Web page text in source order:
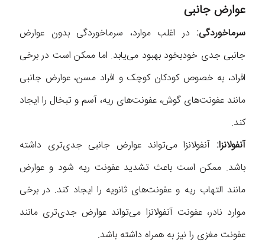
عوارض جانبی
سرماخوردگی: در اغلب موارد، سرماخوردگی بدون عوارض
جانبی جدی خودبخود بهبود می‌یابد. اما ممکن است در برخی
افراد، به خصوص کودکان کوچک و افراد مسن، عوارض جانبی
مانند عفونت‌های گوش، عفونت‌های ریه، آسم و تبخال را ایجاد
کند.
آنفولانزا: آنفولانزا می‌تواند عوارض جانبی جدی‌تری داشته
باشد. ممکن است باعث تشدید عفونت ریه شود و عوارض
مانند التهاب ریه و عفونت‌های ثانویه را ایجاد کند. در برخی
موارد نادر، عفونت آنفولانزا می‌تواند عوارض جدی‌تری مانند
عفونت مغزی را نیز به همراه داشته باشد.